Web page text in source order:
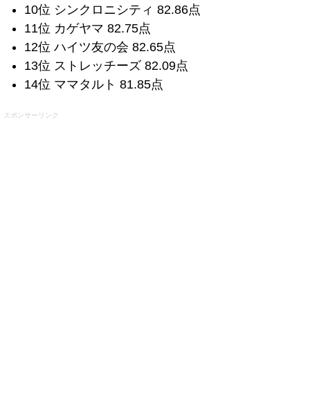
10位 シンクロニシティ 82.86点
11位 カゲヤマ 82.75点
12位 ハイツ友の会 82.65点
13位 ストレッチーズ 82.09点
14位 ママタルト 81.85点
スポンサーリンク